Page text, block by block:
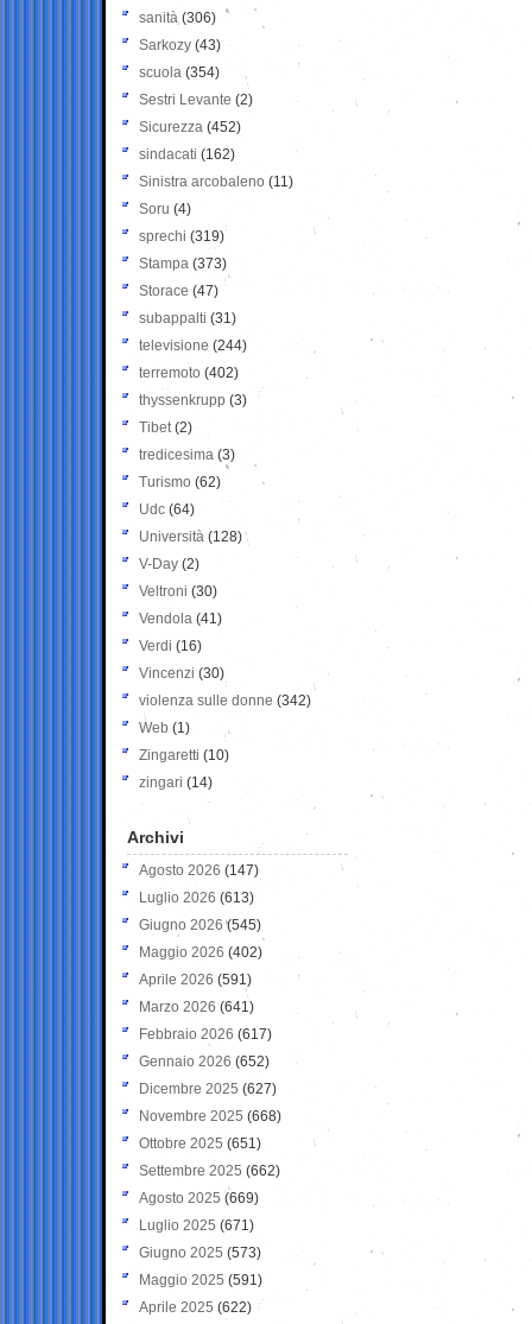
sanità (306)
Sarkozy (43)
scuola (354)
Sestri Levante (2)
Sicurezza (452)
sindacati (162)
Sinistra arcobaleno (11)
Soru (4)
sprechi (319)
Stampa (373)
Storace (47)
subappalti (31)
televisione(244)
terremoto (402)
thyssenkrupp (3)
Tibet(2)
tredicesima (3)
Turismo (62)
Udc (64)
Università (128)
V-Day (2)
Veltroni (30)
Vendola (41)
Verdi (16)
Vincenzi (30)
violenza sulle donne (342)
Web (1)
Zingaretti (10)
zingari (14)
Archivi
Agosto 2026 (147)
Luglio 2026 (613)
Giugno 2026 (545)
Maggio 2026 (402)
Aprile 2026 (591)
Marzo 2026 (641)
Febbraio 2026 (617)
Gennaio 2026 (652)
Dicembre 2025 (627)
Novembre 2025 (668)
Ottobre 2025 (651)
Settembre 2025 (662)
Agosto 2025 (669)
Luglio 2025 (671)
Giugno 2025 (573)
Maggio 2025 (591)
Aprile 2025 (622)